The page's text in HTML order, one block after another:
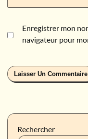
Enregistrer mon
navigateur pour
Rechercher